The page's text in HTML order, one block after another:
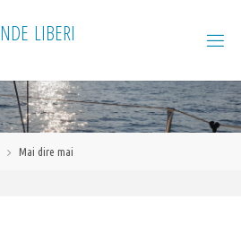
NDE LIBERI
Mai dire mai